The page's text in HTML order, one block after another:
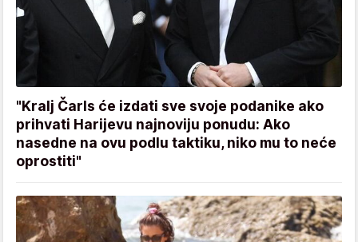
"Kralj Čarls će izdati sve svoje podanike ako
prihvati Harijevu najnoviju ponudu: Ako
nasedne na ovu podlu taktiku, niko mu to neće
oprostiti"